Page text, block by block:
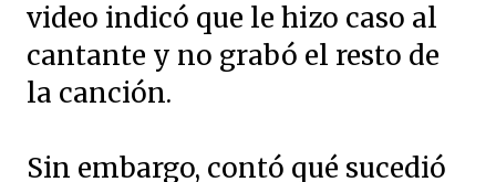
video indicó que le hizo caso al
cantante y no grabó el resto de
la canción.
Sin embargo, contó qué sucedió